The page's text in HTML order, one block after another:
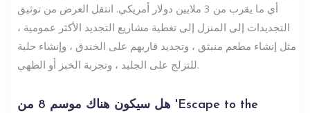
أي ما يقرب من 3 ملايين دولار أمريكي. انتقل العرض من توثيق
التجديدات إلى المنزل إلى تغطية مشاريع التجديد الأكثر عمومية ،
مثل إنشاء مطعم منبثق ، وتجديد قاربهم على الخندق ، وإنشاء حلبة
للتزلج على الجليد ، وتجربة الخبز أو الطهي.
هل سيكون هناك موسم 8 من 'Escape to the